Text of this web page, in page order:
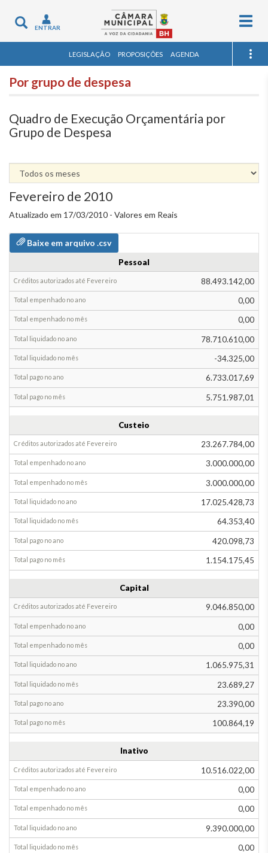
Toggle
navigation
ENTRAR
LEGISLAÇÃO PROPOSIÇÕES AGENDA
Por grupo de despesa
Quadro de Execução Orçamentária por
Grupo de Despesa
Fevereiro de 2010
Atualizado em 17/03/2010 - Valores em Reais
Baixe em arquivo .csv
de
Total
provisionado
até
Janeiro
Alteração
na
provisão
em
Total
empenhado
Total
executado
Acréscimo
Diminuição
Até
Janeiro
Em
Fevereiro
Até
Em
Fevereiro
Pessoal
88.493.142,00
0,00
0,00
78.710.610,00
-34.325,00
6.733.017,69
5.751.987,01
Custeio
23.267.784,00
3.000.000,00
3.000.000,00
17.025.428,73
64.353,40
420.098,73
1.154.175,45
Capital
9.046.850,00
0,00
0,00
1.065.975,31
23.689,27
23.390,00
100.864,19
Inativo
10.516.022,00
0,00
0,00
9.390.000,00
0,00